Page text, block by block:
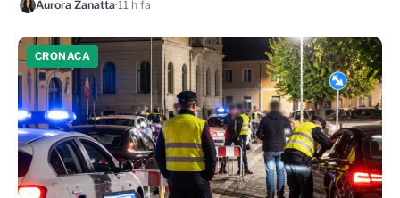
Aurora Zanatta·11 h fa
CRONACA